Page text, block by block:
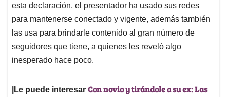
esta declaración, el presentador ha usado sus redes
para mantenerse conectado y vigente, además también
las usa para brindarle contenido al gran número de
seguidores que tiene, a quienes les reveló algo
inesperado hace poco.
|Le puede interesar Con novio y tirándole a su ex: Las